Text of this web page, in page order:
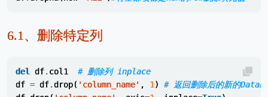
6.1、 删除特定列
del df. col1
# 删除列 inplace
df = df.drop( 'column_name' , 1 )
# 返回删除后的新的